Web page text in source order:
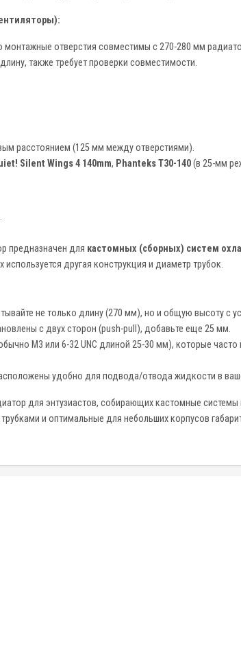
монтажные отверстия совместимы с 270-280 мм
также требует проверки совместимости.
расстоянием (125 мм между отверстиями).
Silent Wings 4 140mm, Phanteks T30-140(в 25-мм
.
предназначен для кастомных (сборных) систем
используется другая конструкция и диаметр трубок.
не только длину (270 мм), но и общую высоту с
с двух сторон (push-pull), добавьте еще 25 мм.
M3 или 6-32 UNC длиной 25-30 мм), которые
удобно для подвода/отвода жидкости в
для энтузиастов, собирающих кастомные
и оптимальные для небольших корпусов